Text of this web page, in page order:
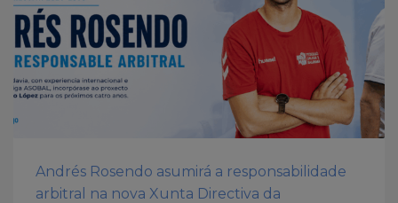
Andrés Rosendo asumirá a responsabilidade
arbitral na nova Xunta Directiva da